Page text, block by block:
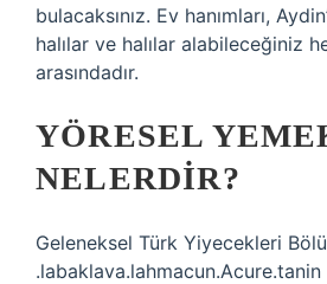
bulacaksınız. Ev hanımları,
halılar ve halılar alabileceğiniz
arasındadır.
YÖRESEL
NELERDIR?
Geleneksel Türk Yiyecekleri